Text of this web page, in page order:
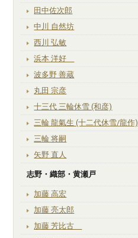
田中佐次郎
中川 自然坊
西川 弘敏
浜本 洋好
波多野 善蔵
丸田 宗彦
十三代 三輪休雪 (和彦)
三輪 龍氣生 (十二代休雪/龍作)
三輪 将嗣
矢野 直人
志野・織部・黄瀬戸
加藤 高宏
加藤 亮太郎
加藤 芳比古